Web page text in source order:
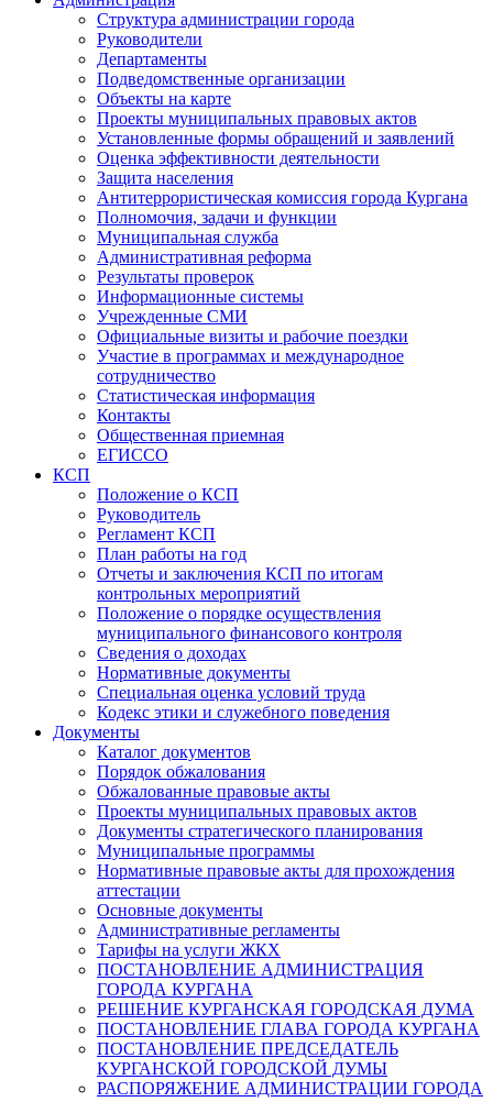
Структура администрации города
Руководители
Департаменты
Подведомственные организации
Объекты на карте
Проекты муниципальных правовых актов
Установленные формы обращений и заявлений
Оценка эффективности деятельности
Защита населения
Антитеррористическая комиссия города Кургана
Полномочия, задачи и функции
Муниципальная служба
Административная реформа
Результаты проверок
Информационные системы
Учрежденные СМИ
Официальные визиты и рабочие поездки
Участие в программах и международное
сотрудничество
Статистическая информация
Контакты
Общественная приемная
ЕГИССО
КСП
Положение о КСП
Руководитель
Регламент КСП
План работы на год
Отчеты и заключения КСП по итогам
контрольных мероприятий
Положение о порядке осуществления
муниципального финансового контроля
Сведения о доходах
Нормативные документы
Специальная оценка условий труда
Кодекс этики и служебного поведения
Документы
Каталог документов
Порядок обжалования
Обжалованные правовые акты
Проекты муниципальных правовых актов
Документы стратегического планирования
Муниципальные программы
Нормативные правовые акты для прохождения
аттестации
Основные документы
Административные регламенты
Тарифы на услуги ЖКХ
ПОСТАНОВЛЕНИЕ АДМИНИСТРАЦИЯ
ГОРОДА КУРГАНА
РЕШЕНИЕ КУРГАНСКАЯ ГОРОДСКАЯ ДУМА
ПОСТАНОВЛЕНИЕ ГЛАВА ГОРОДА КУРГАНА
ПОСТАНОВЛЕНИЕ ПРЕДСЕДАТЕЛЬ
КУРГАНСКОЙ ГОРОДСКОЙ ДУМЫ
РАСПОРЯЖЕНИЕ АДМИНИСТРАЦИИ ГОРОДА